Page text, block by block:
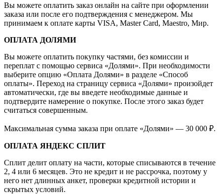
Вы можете оплатить заказ онлайн на сайте при оформлении
заказа или после его подтверждения с менеджером. Мы
принимаем к оплате карты VISA, Master Card, Maestro, Мир.
ОПЛАТА ДОЛЯМИ
Вы можете оплатить покупку частями, без комиссии и
переплат с помощью сервиса «Долями». При необходимости
выберите опцию «Оплата Долями» в разделе «Способ
оплаты». Переход на страницу сервиса «Долями» произойдет
автоматически, где вы введете необходимые данные и
подтвердите намерение о покупке. После этого заказ будет
считаться совершенным.
Максимальная сумма заказа при оплате «Долями» — 30 000 ₽.
ОПЛАТА ЯНДЕКС СПЛИТ
Сплит делит оплату на части, которые списываются в течение
2, 4 или 6 месяцев. Это не кредит и не рассрочка, поэтому у
него нет длинных анкет, проверки кредитной истории и
скрытых условий.